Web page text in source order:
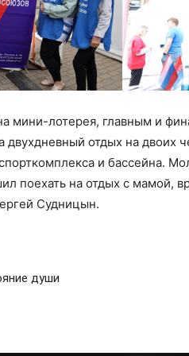
мини-лотерея, главным и
двухдневный отдых на двоих
и бассейна.
поехать на отдых с мамой,
Судницын.
души